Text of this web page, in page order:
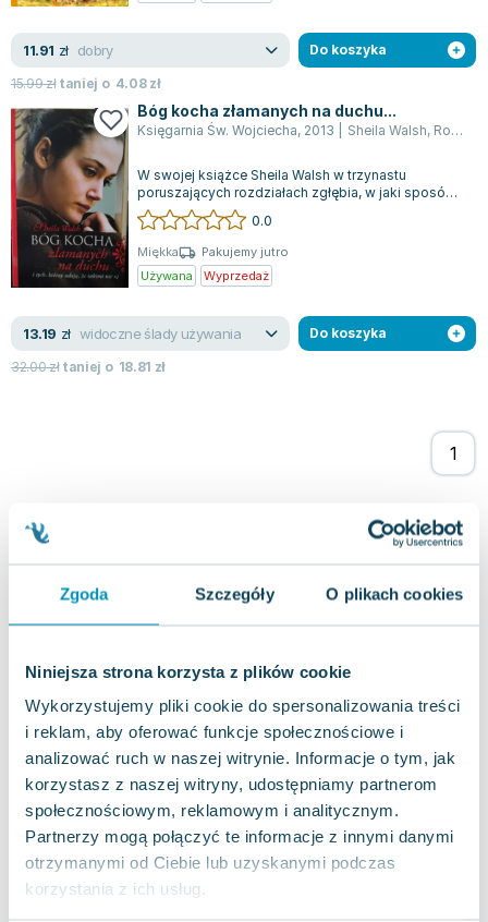
Zgoda Szczegóły O plikach cookies
Niniejsza strona korzysta z plików cookie
Wykorzystujemy pliki cookie do spersonalizowania treści
i reklam, aby oferować funkcje społecznościowe i
analizować ruch w naszej witrynie. Informacje o tym, jak
korzystasz z naszej witryny, udostępniamy partnerom
społecznościowym, reklamowym i analitycznym.
Partnerzy mogą połączyć te informacje z innymi danymi
otrzymanymi od Ciebie lub uzyskanymi podczas
korzystania z ich usług.
Jan Sztaudynger
Aleksander Puszkin
Małgorzata Ohme
Maddie Ziegler
Leszek Czarnecki
Joanna Racewicz
Maria Seweryn
Janina Zającówna
Anna Prus (oprac.)
Nela Mała Reporterka
Ajahn Brahm
11.91 zł dobry
15.99złtaniej o 4.08zł
Do koszyka
Bóg kocha złamanych na duchu...
Księgarnia Św. Wojciecha, 2013 Sheila Walsh, Rosie Walsh
W swojej książce Sheila Walsh w trzynastu
poruszających rozdziałach zgłębia, w jaki sposób
doświadczenie osobistego złamania może...
0.0
Miękka
Pakujemy jutro
Używana
Wyprzedaż
13.19 zł widoczne ślady używania
32.00złtaniej o 18.81 zł
Do koszyka